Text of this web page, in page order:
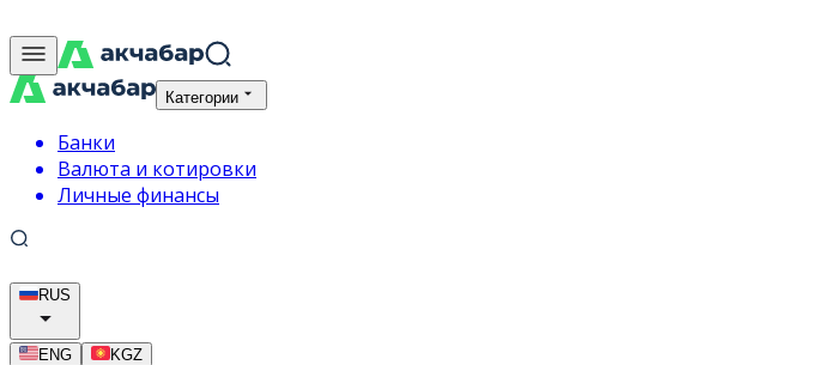
Категории
Банки
Валюта и котировки
Личные финансы
RUS
ENG
KGZ